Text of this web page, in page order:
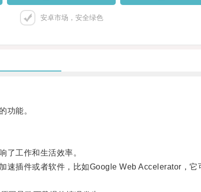
安卓市场，安全绿色
功能。
工作和生活效率。
插件或者软件，比如Google Web Accelerator，它